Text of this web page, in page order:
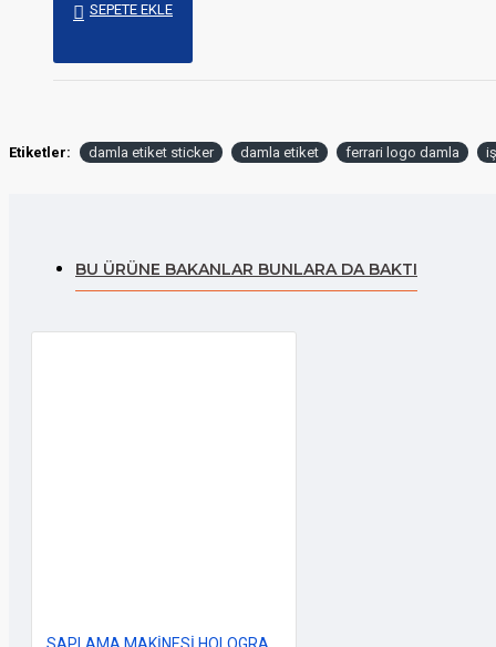
SEPETE EKLE
Etiketler: damla etiket sticker damla etiket ferrari logo damla
BU ÜRÜNE BAKANLAR BUNLARA DA BAKTI